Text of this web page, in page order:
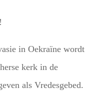
in Oekraïne wordt
kerk in de
als Vredesgebed.